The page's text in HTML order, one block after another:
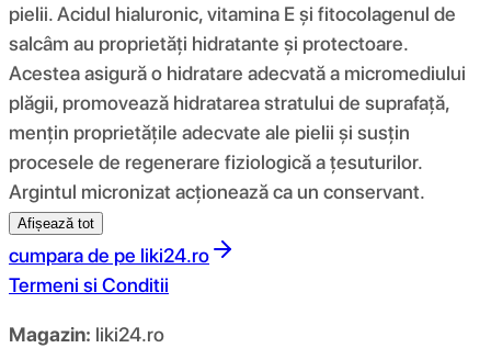
pielii. Acidul hialuronic, vitamina E și fitocolagenul de
salcâm au proprietăți hidratante și protectoare.
Acestea asigură o hidratare adecvată a micromediului
plăgii, promovează hidratarea stratului de suprafață,
mențin proprietățile adecvate ale pielii și susțin
procesele de regenerare fiziologică a țesuturilor.
Argintul micronizat acționează ca un conservant.
Afișează tot
cumpara de pe liki24.ro
Termeni si Conditii
Magazin: liki24.ro